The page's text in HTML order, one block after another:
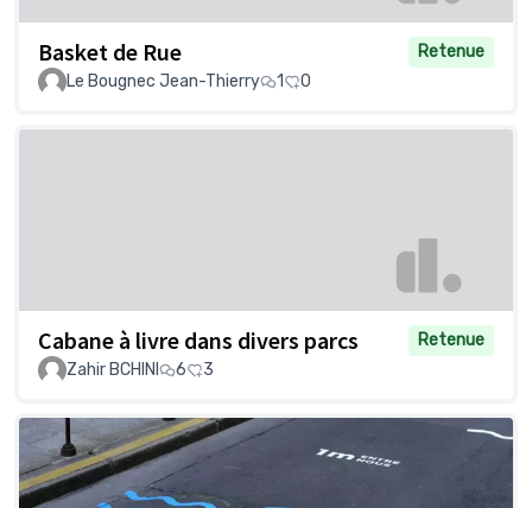
Basket de Rue
Retenue
Le Bougnec Jean-Thierry
1 0
Cabane à livre dans divers parcs
Retenue
Zahir BCHINI
6 3